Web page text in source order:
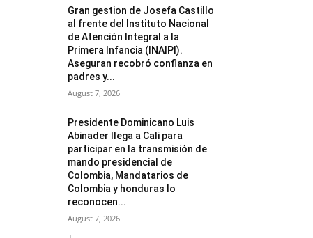
Gran gestion de Josefa Castillo
al frente del Instituto Nacional
de Atención Integral a la
Primera Infancia (INAIPI).
Aseguran recobró confianza en
padres y...
August 7, 2026
Presidente Dominicano Luis
Abinader llega a Cali para
participar en la transmisión de
mando presidencial de
Colombia, Mandatarios de
Colombia y honduras lo
reconocen...
August 7, 2026